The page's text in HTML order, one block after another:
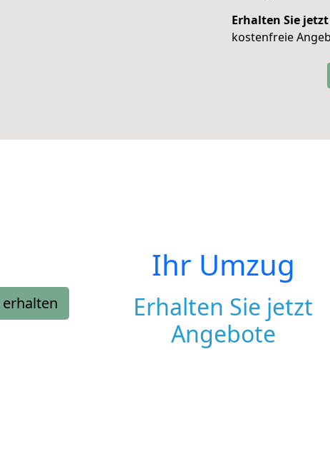
Erhalten Sie jetzt
kostenfreie
Ihr Umzug
Erhalten Sie jetzt
Angebote